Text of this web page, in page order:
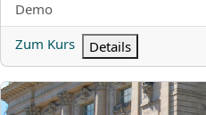
Kursbereich
Demo
Zum Kurs
Details
PROMPTNET